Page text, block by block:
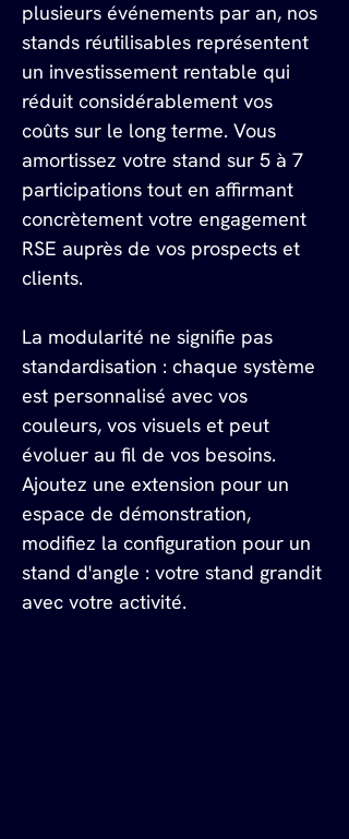
plusieurs événements par an, nos
stands réutilisables représentent
un investissement rentable qui
réduit considérablement vos
coûts sur le long terme. Vous
amortissez votre stand sur 5 à 7
participations tout en affirmant
concrètement votre engagement
RSE auprès de vos prospects et
clients.
La modularité ne signifie pas
standardisation : chaque système
est personnalisé avec vos
couleurs, vos visuels et peut
évoluer au fil de vos besoins.
Ajoutez une extension pour un
espace de démonstration,
modifiez la configuration pour un
stand d'angle : votre stand grandit
avec votre activité.